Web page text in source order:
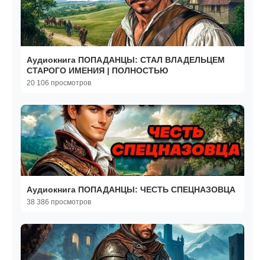
Аудиокнига ПОПАДАНЦЫ: СТАЛ ВЛАДЕЛЬЦЕМ
СТАРОГО ИМЕНИЯ | ПОЛНОСТЬЮ
20 106 просмотров
Аудиокнига ПОПАДАНЦЫ: ЧЕСТЬ СПЕЦНАЗОВЦА
38 386 просмотров